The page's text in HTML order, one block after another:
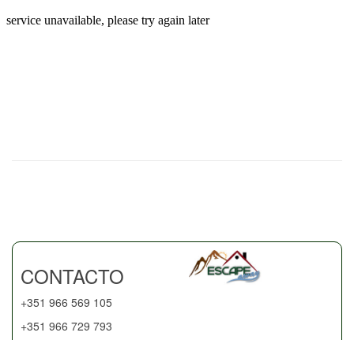
CONTACTO
+351 966 569 105
+351 966 729 793